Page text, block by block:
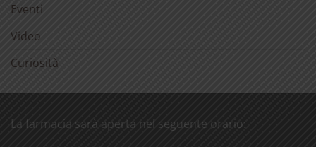
Eventi
Video
Curiosità
La farmacia sarà aperta nel seguente orario: